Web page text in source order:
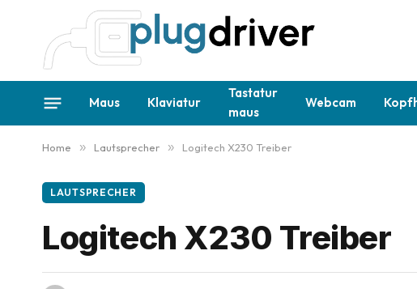
Maus Klaviatur
Tastatur
maus
Webcam
Home » Lautsprecher » Logitech X230 Treiber
LAUTSPRECHER
Logitech X230 Treiber